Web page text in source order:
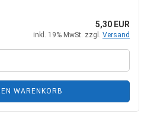
5,30 EUR
inkl. 19% MwSt. zzgl. Versand
WARENKORB